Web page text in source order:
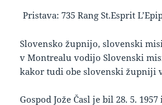
Pristava: 735 Rang St.Esprit
keto supplement pills
Slovensko župnijo, slovenski
v Montrealu vodijo Slovenski
kakor tudi obe slovenski župniji
Gospod Jože Časl je bil 28. 5.